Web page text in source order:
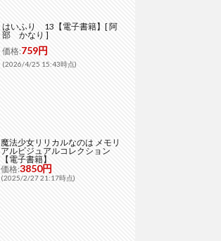
はいふり 13【電子書籍】[ 阿
部 かなり ]
価格:759円
(2026/4/25 15:43時点)
魔法少女リリカルなのは メモリ
アルビジュアルコレクション
【電子書籍】
価格:3850円
(2025/2/27 21:17時点)